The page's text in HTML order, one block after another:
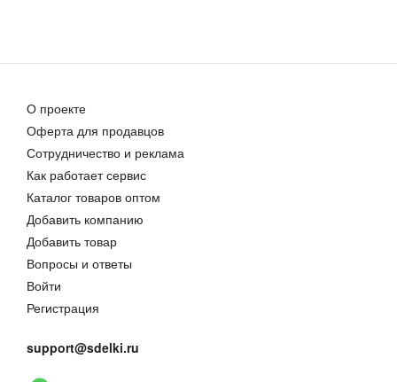
О проекте
Оферта для продавцов
Сотрудничество и реклама
Как работает сервис
Каталог товаров оптом
Добавить компанию
Добавить товар
Вопросы и ответы
Войти
Регистрация
support@sdelki.ru